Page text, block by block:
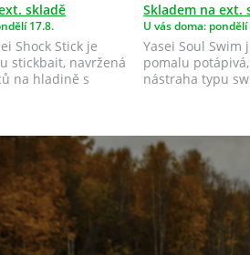
skladě
17.8.
Shock Stick je
stickbait, navržená
na hladině s
Skladem na ext.
U vás doma: pondělí
Yasei Soul Swim
pomalu
nástraha typu